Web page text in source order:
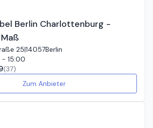
Berlin Charlottenburg -
25|14057Berlin
- 15:00
(37)
Zum Anbieter